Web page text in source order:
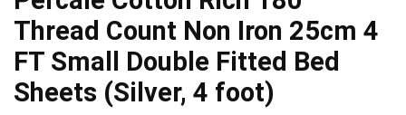
Thread Count Non Iron 25cm 4
FT Small Double Fitted Bed
Sheets (Silver, 4 foot)